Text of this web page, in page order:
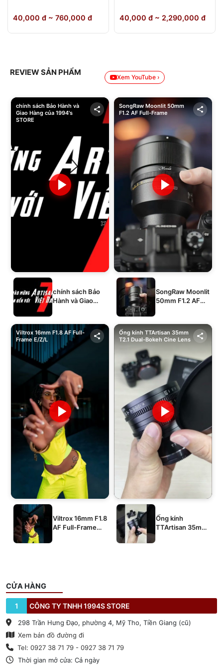
40,000 đ ~ 760,000 đ 40,000 đ ~ 2,290,000 đ
REVIEW SẢN PHẨM
Xem YouTube ›
chính sách Bảo Hành và
Giao Hàng của 1994's
STORE
chính sách Bảo
Hành và Giao
SongRaw Moonlit 50mm
F1.2 AF Full-Frame
SongRaw Moonlit
50mm F1.2 AF
Viltrox 16mm F1.8 AF Full-
Frame E/Z/L
Viltrox 16mm F1.8
AF Full-Frame
Ống kính TTArtisan 35mm
T2.1 Dual-Bokeh Cine Lens
Ống kính
TTArtisan 35mm
CỬA HÀNG
1 CÔNG TY TNHH 1994S STORE
298 Trần Hưng Đạo, phường 4, Mỹ Tho, Tiền Giang (cũ)
Xem bản đồ đường đi
Tel: 0927 38 71 79 - 0927 38 71 79
Thời gian mở cửa: Cả ngày